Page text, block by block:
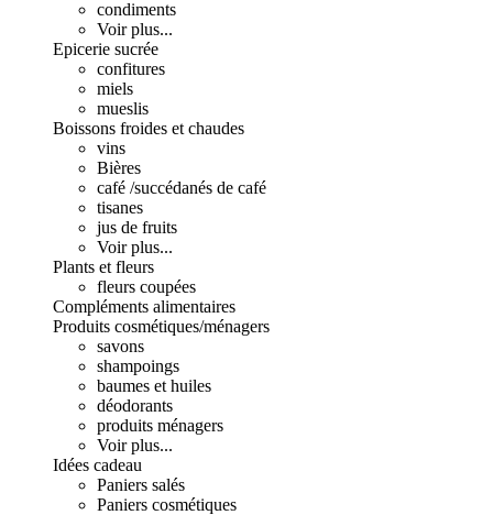
condiments
Voir plus...
Epicerie sucrée
confitures
miels
mueslis
Boissons froides et chaudes
vins
Bières
café /succédanés de café
tisanes
jus de fruits
Voir plus...
Plants et fleurs
fleurs coupées
Compléments alimentaires
Produits cosmétiques/ménagers
savons
shampoings
baumes et huiles
déodorants
produits ménagers
Voir plus...
Idées cadeau
Paniers salés
Paniers cosmétiques